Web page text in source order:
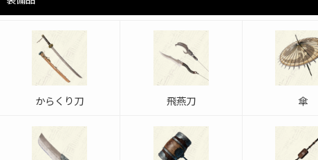
からくり刀 飛燕刀 傘